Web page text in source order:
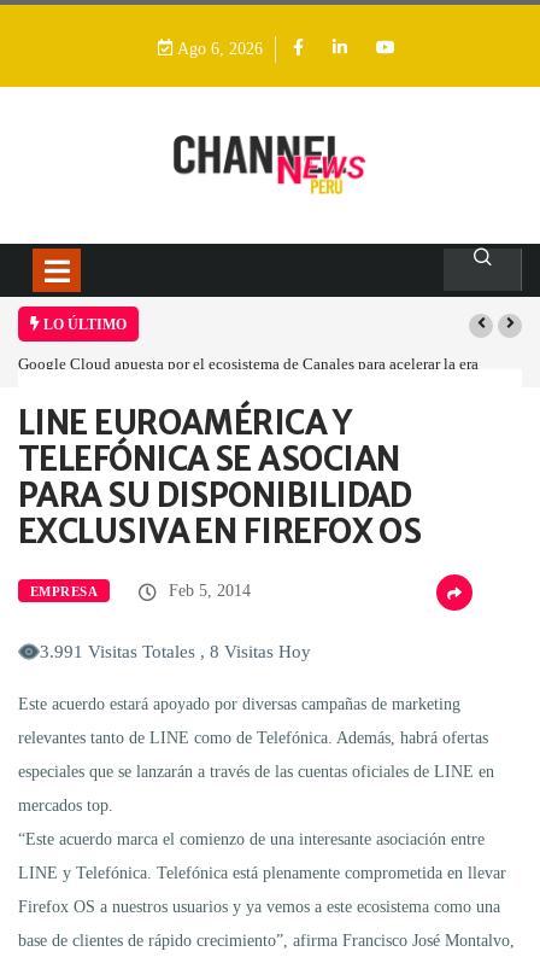
Ago 6, 2026
LO ÚLTIMO
Google Cloud apuesta por el ecosistema de Canales para acelerar la era
Home
Empresa LINE EUROAMÉRICA Y…
LINE EUROAMÉRICA Y
TELEFÓNICA SE ASOCIAN
PARA SU DISPONIBILIDAD
EXCLUSIVA EN FIREFOX OS
EMPRESA Feb 5, 2014
3.991 Visitas Totales , 8 Visitas Hoy
Este acuerdo estará apoyado por diversas campañas de marketing
relevantes tanto de LINE como de Telefónica. Además, habrá ofertas
especiales que se lanzarán a través de las cuentas oficiales de LINE en
mercados top.
“Este acuerdo marca el comienzo de una interesante asociación entre
LINE y Telefónica. Telefónica está plenamente comprometida en llevar
Firefox OS a nuestros usuarios y ya vemos a este ecosistema como una
base de clientes de rápido crecimiento”, afirma Francisco José Montalvo,